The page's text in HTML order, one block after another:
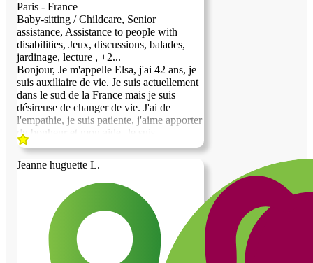
Paris - France
Baby-sitting / Childcare, Senior
assistance, Assistance to people with
disabilities, Jeux, discussions, balades,
jardinage, lecture , +2...
Bonjour, Je m'appelle Elsa, j'ai 42 ans, je
suis auxiliaire de vie. Je suis actuellement
dans le sud de la France mais je suis
désireuse de changer de vie. J'ai de
l'empathie, je suis patiente, j'aime apporter
du bonheur et mon aide. Je suis
polyvalente, j'aime les animaux, je suis
bavarde et m'intéresse à énormément de
sujet. J'apprécie travailler auprès de
personnes âgées car elles ont du vécu et
du savoir. Je suis systématiquement
apprécié car je suis souriante et volontaire.
J'ai de bonnes manières et du respect. Je
suis également pédagogue et bienveillante.
J'espère avoir le privilège d'être choisie
pour vivre à vos côtés. Au plaisir de faire
Jeanne huguette L.